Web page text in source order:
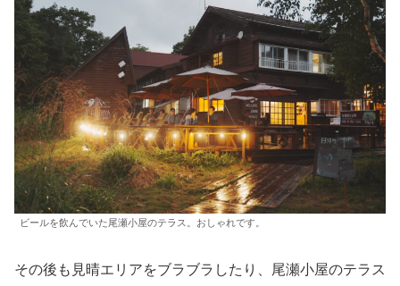
ビールを飲んでいた尾瀬小屋のテラス。おしゃれです。
その後も見晴エリアをブラブラしたり、尾瀬小屋のテラス